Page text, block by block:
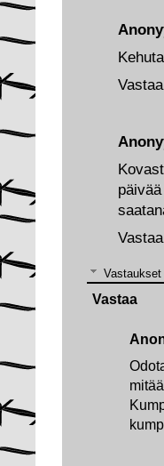
Vastaa
Vastaukset
Vastaa
Vastaa